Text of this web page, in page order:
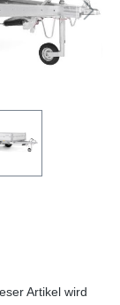
Artikel wird